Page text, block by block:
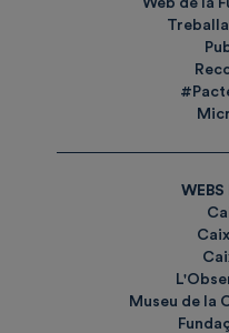
Web de la
Museu de la